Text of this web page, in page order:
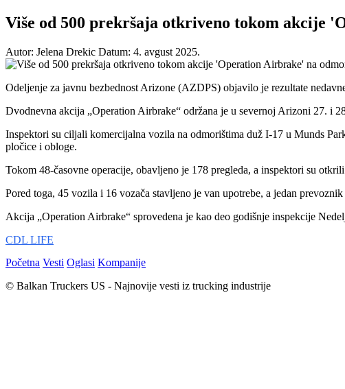
Više od 500 prekršaja otkriveno tokom akcije
Autor: Jelena Drekic Datum: 4. avgust 2025.
Odeljenje za javnu bezbednost Arizone (AZDPS) objavilo je rezultate
Dvodnevna akcija „Operation Airbrake“ održana je u severnoj Arizoni 27. i
Inspektori su ciljali komercijalna vozila na odmorištima duž I-17 u Munds
pločice i obloge.
Tokom 48-časovne operacije, obavljeno je 178 pregleda, a inspektori su
Pored toga, 45 vozila i 16 vozača stavljeno je van upotrebe, a jedan
Akcija „Operation Airbrake“ sprovedena je kao deo godišnje inspekcije
CDL LIFE
Početna Vesti Oglasi Kompanije
© Balkan Truckers US - Najnovije vesti iz trucking industrije